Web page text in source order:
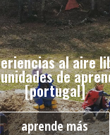
al aire
de
[portugal]
aprende más